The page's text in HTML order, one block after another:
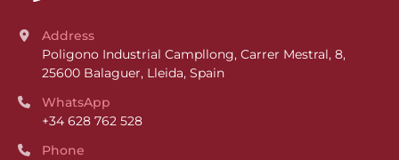
Address
Poligono Industrial Campllong, Carrer Mestral, 8,
25600 Balaguer, Lleida, Spain
WhatsApp
+34 628 762 528
Phone